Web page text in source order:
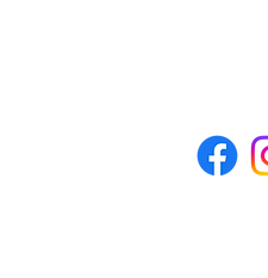
entorno y
acción con